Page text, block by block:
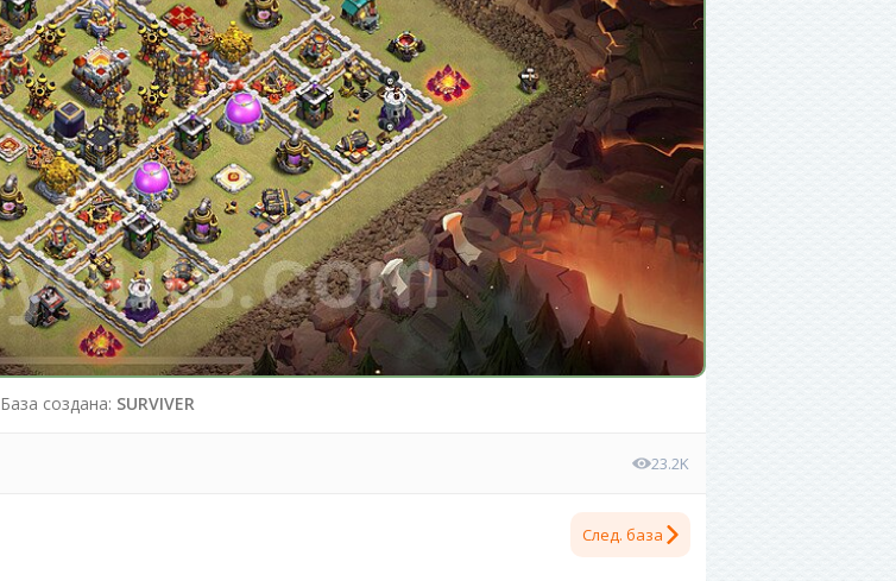
База создана: SURVIVER
23.2K
След. база